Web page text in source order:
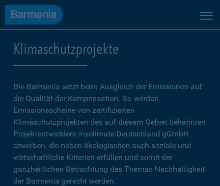
Klimaschutzprojekte
Die Barmenia setzt beim Ausgleich der Emissionen auf
die Qualität der Kompensation. So werden
Emissionsscheine von zertifizierten
Klimaschutzprojekten des auf diesem Gebiet bekannten
Projektentwicklers myclimate Deutschland gGmbH
erworben, die neben ökologischen auch soziale und
wirtschaftliche Kriterien erfüllen und somit der
ganzheitlichen Betrachtung des Themas Nachhaltigkeit
der Barmenia gerecht werden.